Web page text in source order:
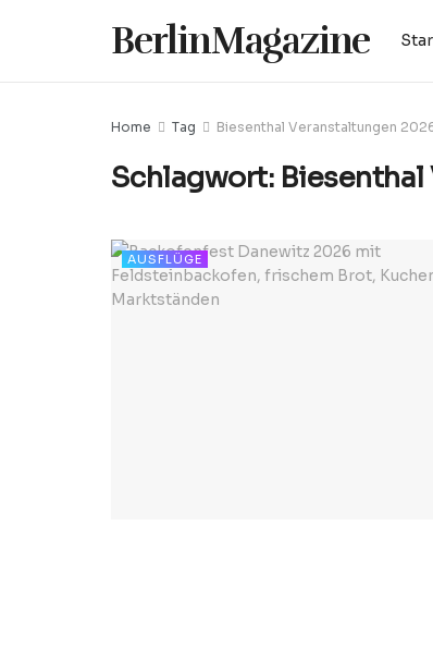
BerlinMagazine
Home Tag Biesenthal Veranstaltungen
Schlagwort:
AUSFLÜGE